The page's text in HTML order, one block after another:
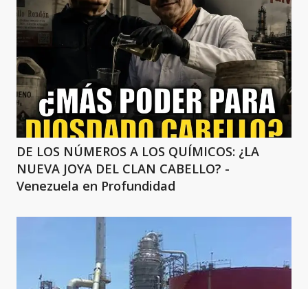
DE LOS NÚMEROS A LOS QUÍMICOS: ¿LA
NUEVA JOYA DEL CLAN CABELLO? -
Venezuela en Profundidad